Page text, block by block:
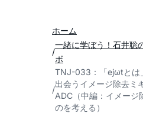
ホーム
一緒に学ぼう！石井聡
ボ
TNJ-033：「ejωtとは
出会うイメージ除去ミ
ADC（中編：イメージ
のを考える）